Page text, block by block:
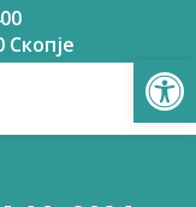
Скопје